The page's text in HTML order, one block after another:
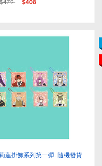
$408
蓮掛飾系列第一彈- 隨機發貨